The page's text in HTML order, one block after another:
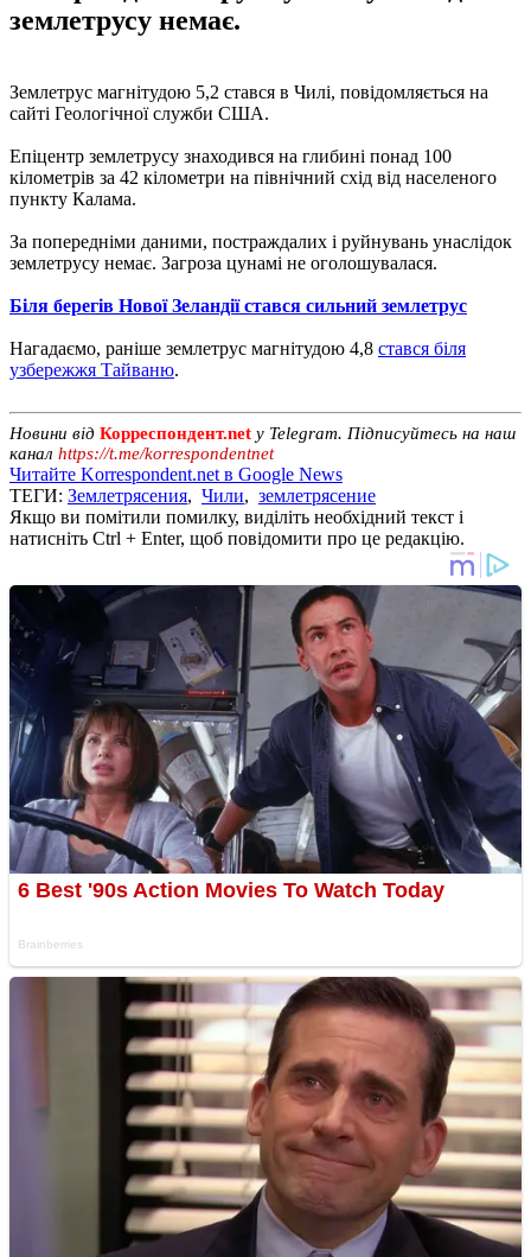
землетрусу немає.
Землетрус магнітудою 5,2 стався в Чилі, повідомляється на
сайті Геологічної служби США.
Епіцентр землетрусу знаходився на глибині понад 100
кілометрів за 42 кілометри на північний схід від населеного
пункту Калама.
За попередніми даними, постраждалих і руйнувань унаслідок
землетрусу немає. Загроза цунамі не оголошувалася.
Біля берегів Нової Зеландії стався сильний землетрус
Нагадаємо, раніше землетрус магнітудою 4,8 стався біля
узбережжя Тайваню.
Новини від Корреспондент.net у Telegram. Підписуйтесь на наш
канал https://t.me/korrespondentnet
Читайте Korrespondent.net в Google News
ТЕГИ: Землетрясения, Чили, землетрясение
Якщо ви помітили помилку, виділіть необхідний текст і
натисніть Ctrl + Enter, щоб повідомити про це редакцію.